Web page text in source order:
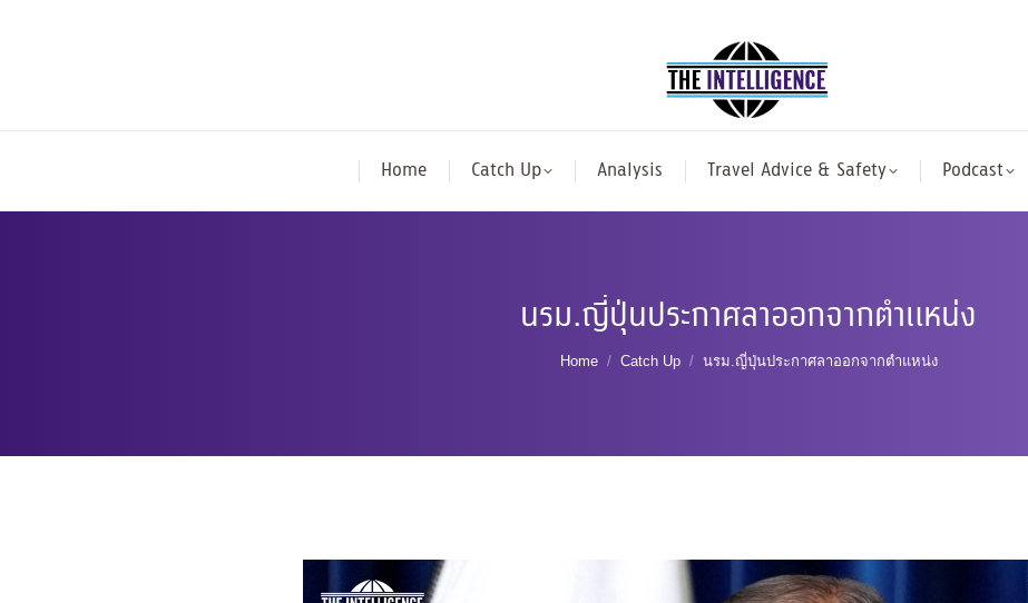
Home Catch Up Analysis Travel Advice & Safety Podcast
นรม.ญี่ปุ่นประกาศลาออกจากตำแหน่ง
You are here:
Home Catch Up นรม.ญี่ปุ่นประกาศลาออกจากตำแหน่ง